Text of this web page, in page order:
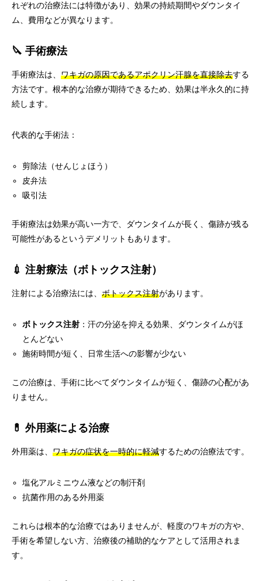
れぞれの治療法には特徴があり、効果の持続期間やダウンタイ
ム、費用などが異なります。
🔪 手術療法
手術療法は、 ワキガの原因であるアポクリン汗腺を直接除去する
方法です。根本的な治療が期待できるため、効果は半永久的に持
続します。
代表的な手術法：
剪除法（せんじょほう）
皮弁法
吸引法
手術療法は効果が高い一方で、ダウンタイムが長く、傷跡が残る
可能性があるというデメリットもあります。
💉 注射療法（ボトックス注射）
注射による治療法には、 ボトックス注射があります。
ボトックス注射 ：汗の分泌を抑える効果、ダウンタイムがほ
とんどない
施術時間が短く、日常生活への影響が少ない
この治療は、手術に比べてダウンタイムが短く、傷跡の心配があ
りません。
💊 外用薬による治療
外用薬は、 ワキガの症状を一時的に軽減するための治療法です。
塩化アルミニウム液などの制汗剤
抗菌作用のある外用薬
これらは根本的な治療ではありませんが、軽度のワキガの方や、
手術を希望しない方、治療後の補助的なケアとして活用されま
す。